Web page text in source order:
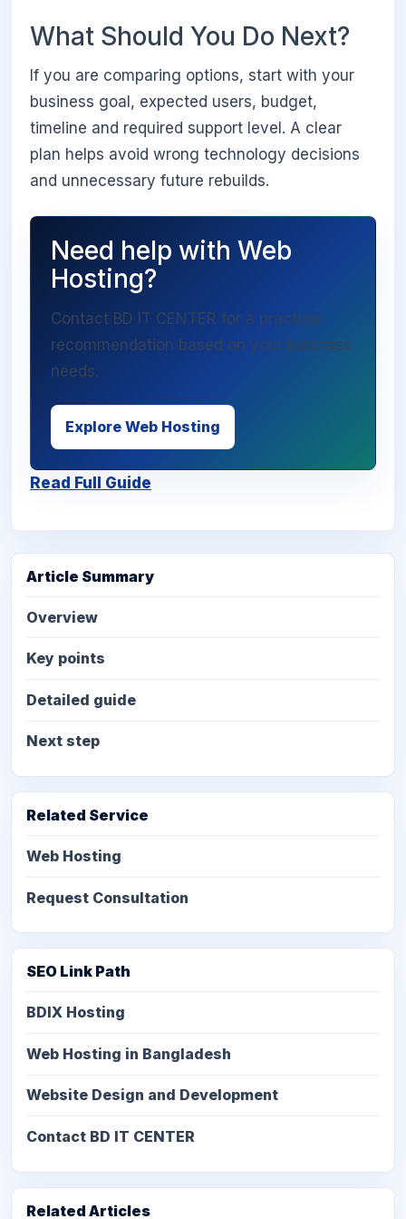
What Should You Do Next?
If you are comparing options, start with your
business goal, expected users, budget,
timeline and required support level. A clear
plan helps avoid wrong technology decisions
and unnecessary future rebuilds.
Need help with Web
Hosting?
Contact BD IT CENTER for a practical
recommendation based on your business
needs.
Explore Web Hosting
Read Full Guide
Article Summary
Overview
Key points
Detailed guide
Next step
Related Service
Web Hosting
Request Consultation
SEO Link Path
BDIX Hosting
Web Hosting in Bangladesh
Website Design and Development
Contact BD IT CENTER
Related Articles